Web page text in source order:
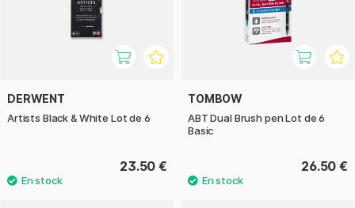
DERWENT
Artists Black & White Lot de 6
23.50 €
TOMBOW
ABT Dual Brush pen Lot de 6
Basic
26.50 €